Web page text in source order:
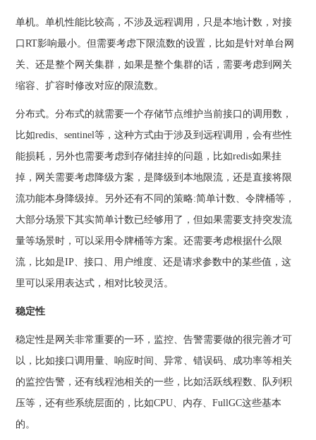
单机。单机性能比较高，不涉及远程调用，只是本地计数，对接
口RT影响最小。但需要考虑下限流数的设置，比如是针对单台网
关、还是整个网关集群，如果是整个集群的话，需要考虑到网关
缩容、扩容时修改对应的限流数。
分布式。分布式的就需要一个存储节点维护当前接口的调用数，
比如redis、sentinel等，这种方式由于涉及到远程调用，会有些性
能损耗，另外也需要考虑到存储挂掉的问题，比如redis如果挂
掉，网关需要考虑降级方案，是降级到本地限流，还是直接将限
流功能本身降级掉。另外还有不同的策略:简单计数、令牌桶等，
大部分场景下其实简单计数已经够用了，但如果需要支持突发流
量等场景时，可以采用令牌桶等方案。还需要考虑根据什么限
流，比如是IP、接口、用户维度、还是请求参数中的某些值，这
里可以采用表达式，相对比较灵活。
稳定性
稳定性是网关非常重要的一环，监控、告警需要做的很完善才可
以，比如接口调用量、响应时间、异常、错误码、成功率等相关
的监控告警，还有线程池相关的一些，比如活跃线程数、队列积
压等，还有些系统层面的，比如CPU、内存、FullGC这些基本
的。